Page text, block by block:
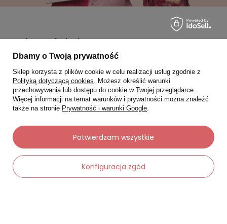
Moje zamówienia
Status zamówienia
Śledzenie przesyłki
Chcę zareklamować produkt
Chcę zwrócić produkt
Chcę wymienić towar
Kontakt
Moje konto
Dbamy o Twoją prywatność
Sklep korzysta z plików cookie w celu realizacji usług zgodnie z
Polityką dotyczącą cookies. Możesz określić warunki
przechowywania lub dostępu do cookie w Twojej przeglądarce.
Więcej informacji na temat warunków i prywatności można znaleźć
także na stronie Prywatność i warunki Google.
Konfiguracja zgód
Potwierdzam wszystkie